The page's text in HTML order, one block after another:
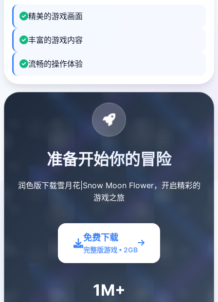
精美的游戏画面
丰富的游戏内容
流畅的操作体验
准备开始你的冒险
润色版下载雪月花|Snow Moon Flower，开启精彩的
游戏之旅
免费下载
完整版游戏 • 2GB
1M+